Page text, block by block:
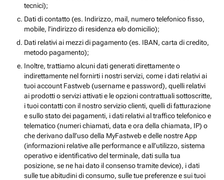
tecnici);
Dati di contatto (es. Indirizzo, mail, numero telefonico fisso,
mobile, l’indirizzo di residenza e/o domicilio);
Dati relativi ai mezzi di pagamento (es. IBAN, carta di credito,
metodo pagamento);
Inoltre, trattiamo alcuni dati generati direttamente o
indirettamente nel fornirti i nostri servizi, come i dati relativi ai
tuoi account Fastweb (username e password), quelli relativi
ai prodotti o servizi attivati e le opzioni contrattuali sottoscritte,
i tuoi contatti con il nostro servizio clienti, quelli di fatturazione
e sullo stato dei pagamenti, i dati relativi al traffico telefonico e
telematico (numeri chiamati, data e ora della chiamata, IP) o
che derivano dall’uso della MyFastweb e delle nostre App
(informazioni relative alle performance e all’utilizzo, sistema
operativo e identificativo del terminale, dati sulla tua
posizione, se ne hai dato il consenso tramite device), i dati
sulle tue abitudini di consumo, sulle tue preferenze e sui tuoi